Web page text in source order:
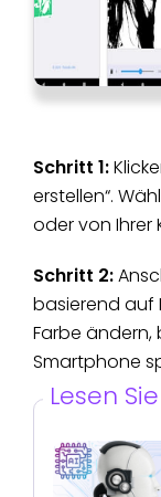
Schritt 1:
erstellen“.
oder von Ihrer
Schritt 2:
basierend auf
Farbe ändern,
Smartphone
Lesen